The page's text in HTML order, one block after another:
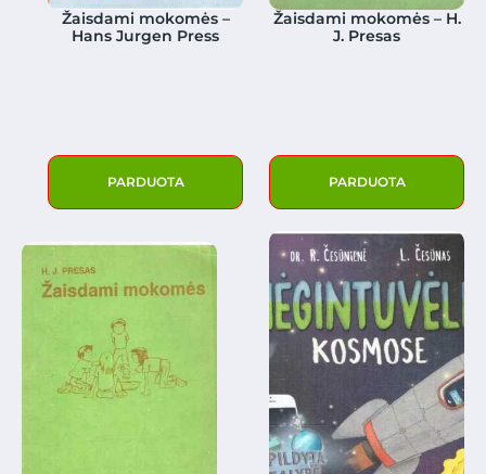
Žaisdami mokomės –
Hans Jurgen Press
PARDUOTA
Žaisdami mokomės – H.
J. Presas
PARDUOTA